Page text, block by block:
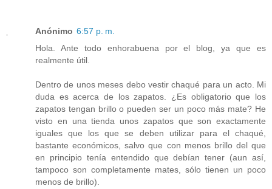
Anónimo 6:57 p. m.
Hola. Ante todo enhorabuena por el blog, ya que es
realmente útil.
Dentro de unos meses debo vestir chaqué para un acto. Mi
duda es acerca de los zapatos. ¿Es obligatorio que los
zapatos tengan brillo o pueden ser un poco más mate? He
visto en una tienda unos zapatos que son exactamente
iguales que los que se deben utilizar para el chaqué,
bastante económicos, salvo que con menos brillo del que
en principio tenía entendido que debían tener (aun así,
tampoco son completamente mates, sólo tienen un poco
menos de brillo).